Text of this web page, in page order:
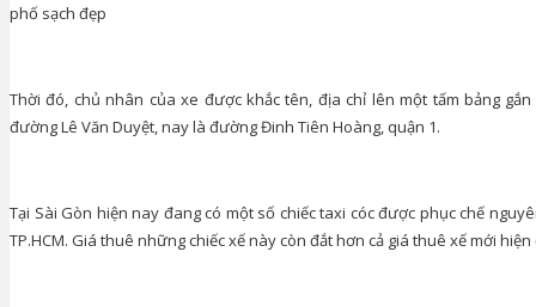
phố sạch đẹp
Thời đó, chủ nhân của xe được khắc tên, địa chỉ lên một tấm bảng
đường Lê Văn Duyệt, nay là đường Đinh Tiên Hoàng, quận 1.
Tại Sài Gòn hiện nay đang có một số chiếc taxi cóc được phục chế
TP.HCM. Giá thuê những chiếc xế này còn đắt hơn cả giá thuê xế mới